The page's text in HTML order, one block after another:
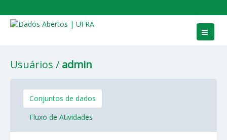
Grupos
Sobre
Usuários admin
Conjuntos de dados
Fluxo de Atividades